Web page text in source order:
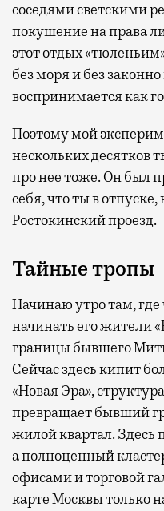
соседями светскими
покушение на права
этот отдых
без моря и без
воспринимается как
Поэтому мой
нескольких десятков
про нее тоже. Он был
себя, что ты в
Ростокинский проезд.
Тайные тропы
Начинаю утро там, где
начинать его жители
границы бывшего
Сейчас здесь кипит
«Новая Эра»,
превращает бывший
жилой квартал. Здесь
а полноценный
офисами и торговой
карте Москвы только